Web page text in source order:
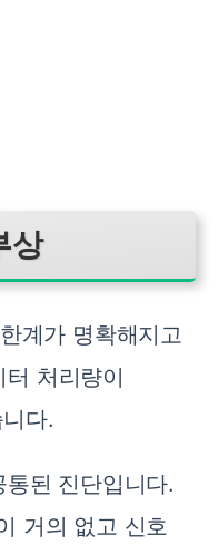
상
계가 명확해지고
처리량이
다.
된 진단입니다.
거의 없고 신호